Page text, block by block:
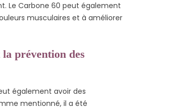
Le Carbone 60 peut également
musculaires et à améliorer
prévention des
également avoir des
mentionné, il a été